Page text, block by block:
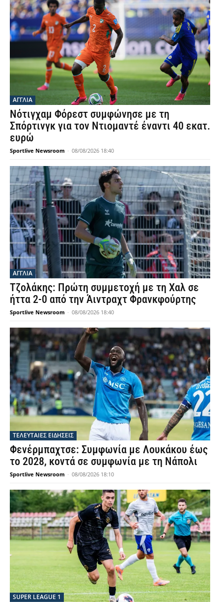
ΑΓΓΛΙΑ
Νότιγχαμ Φόρεστ συμφώνησε με τη
Σπόρτινγκ για τον Ντιομαντέ έναντι 40 εκατ.
ευρώ
Sportlive Newsroom - 08/08/2026 18:40
ΑΓΓΛΙΑ
Τζολάκης: Πρώτη συμμετοχή με τη Χαλ σε
ήττα 2-0 από την Άιντραχτ Φρανκφούρτης
Sportlive Newsroom - 08/08/2026 18:40
ΤΕΛΕΥΤΑΙΕΣ ΕΙΔΗΣΕΙΣ
Φενέρμπαχτσε: Συμφωνία με Λουκάκου έως
το 2028, κοντά σε συμφωνία με τη Νάπολι
Sportlive Newsroom - 08/08/2026 18:10
SUPER LEAGUE 1